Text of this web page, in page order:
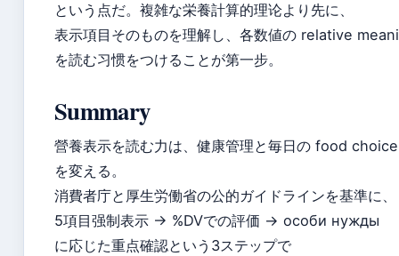
という点だ。複雑な栄養計算的理论より先に、
表示項目そのものを理解し、各数値の relative
を読む习惯をつけることが第一步。
Summary
營養表示を読む力は、健康管理と毎日の food choice
を変える。
消費者庁と厚生労働省の公的ガイドラインを基準に、
5項目强制表示 → %DVでの評価 → особи нужды
に応じた重点確認という3ステップで